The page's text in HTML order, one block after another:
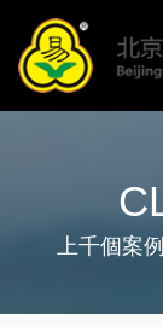
上千個案